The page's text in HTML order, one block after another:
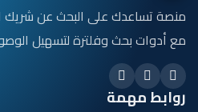
منصة تساعدك على البحث عن شريك
مع أدوات بحث وفلترة لتسهيل
روابط مهمة